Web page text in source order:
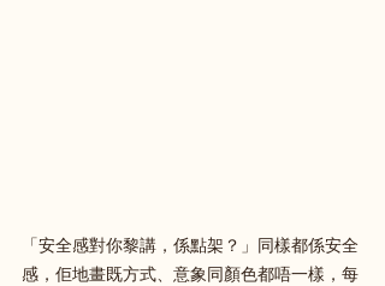
「安全感對你黎講，係點架？」同樣都係安全
感，佢地畫既方式、意象同顏色都唔一樣，每